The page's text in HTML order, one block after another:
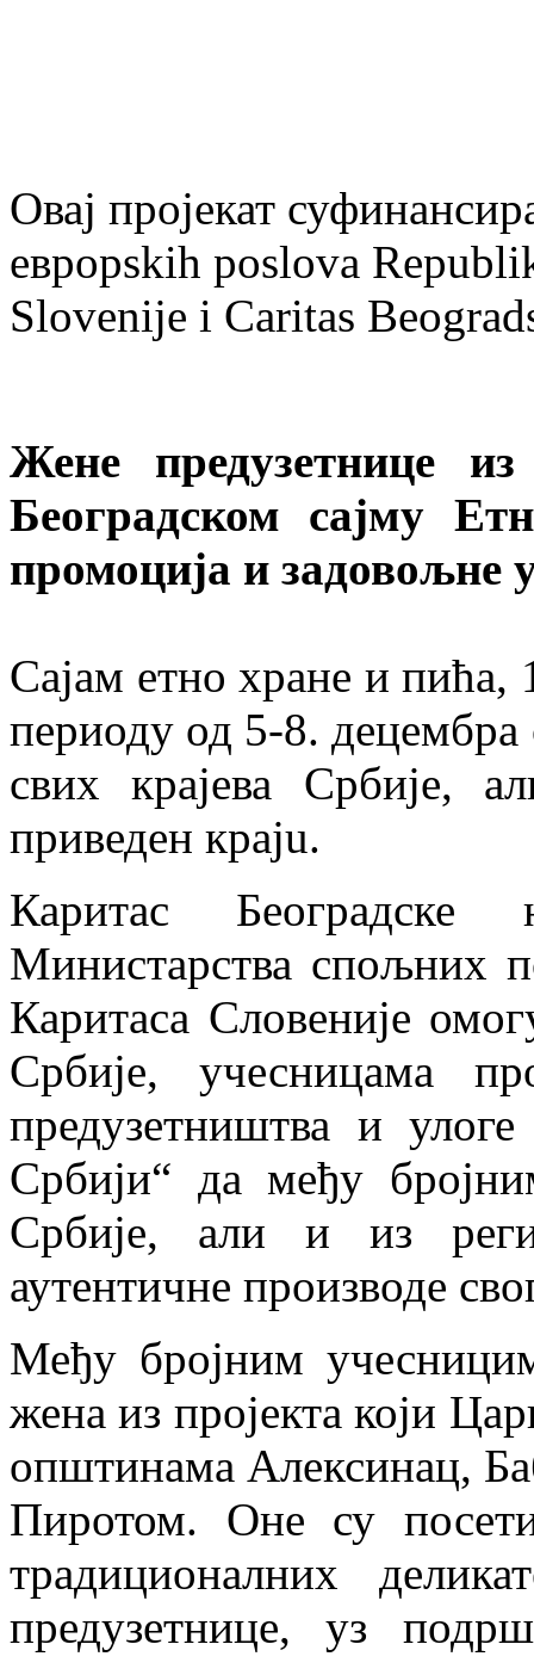
Овај пројекат
евроpskih poslova
Slovenije i Caritas
Жене предузетнице
Београдском сајму
промоција и задовољне
Сајам етно хране и пића,
периоду од 5-8. децембра
свих крајева Србије,
приведен крајu.
Каритас Београдске
Министарства спољних
Каритаса Словеније
Србије, учесницама
предузетништва и
Србији“ да међу
Србије, али и из
аутентичне производе
Међу бројним
жена из пројекта који
општинама Алексинац,
Пиротом. Оне су
традиционалних
предузетнице, уз